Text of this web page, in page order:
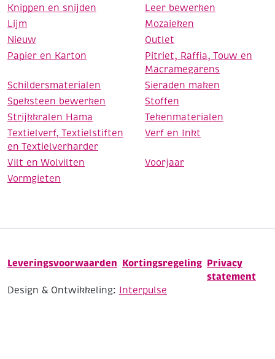
Knippen en snijden
Leer bewerken
Lijm
Mozaieken
Nieuw
Outlet
Papier en Karton
Pitriet, Raffia, Touw en
Macramegarens
Schildersmaterialen
Sieraden maken
Speksteen bewerken
Stoffen
Strijkkralen Hama
Tekenmaterialen
Textielverf, Textielstiften
en Textielverharder
Verf en Inkt
Vilt en Wolvilten
Voorjaar
Vormgieten
Leveringsvoorwaarden Kortingsregeling Privacy
statement
Design & Ontwikkeling: Interpulse